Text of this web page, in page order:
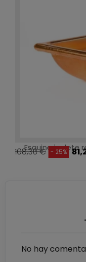
Esquina inglete
108,30 € - 25%
No hay